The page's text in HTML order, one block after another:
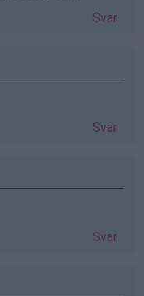
Svar
Svar
Svar